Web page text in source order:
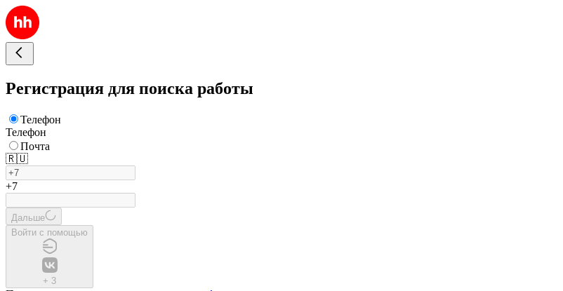
Регистрация для поиска работы
Телефон
Телефон
Почта
🇷🇺
+7
Дальше
Войти с помощью
+ 3